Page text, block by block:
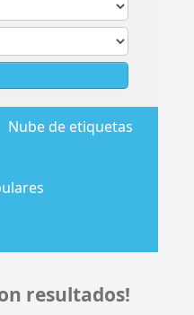
Nube de etiquetas
resultados!